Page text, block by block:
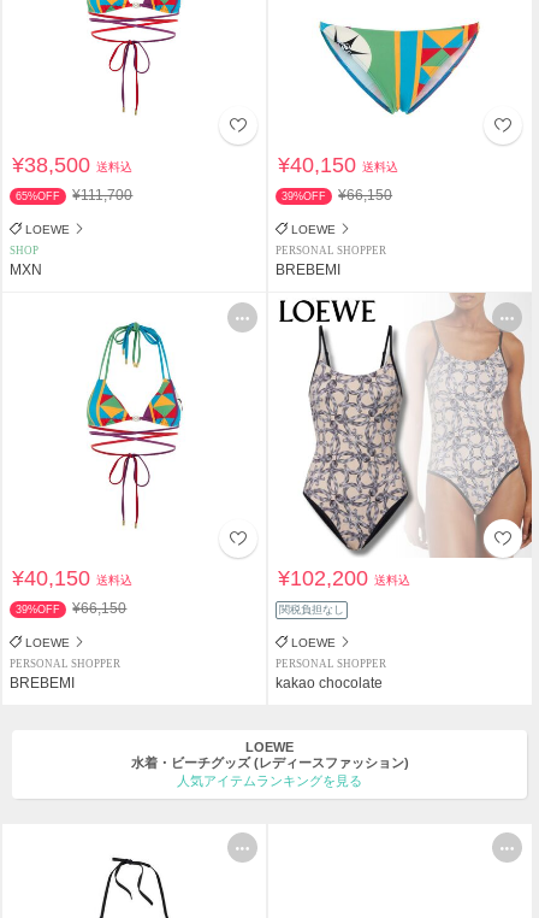
¥38,500送料込
65%OFF ¥111,700
LOEWE
SHOP
MXN
¥40,150送料込
39%OFF ¥66,150
LOEWE
PERSONAL SHOPPER
BREBEMI
¥40,150送料込
39%OFF ¥66,150
LOEWE
PERSONAL SHOPPER
BREBEMI
¥102,200送料込
関税負担なし
LOEWE
PERSONAL SHOPPER
kakao chocolate
LOEWE
水着・ビーチグッズ (レディースファッション)
人気アイテムランキングを見る